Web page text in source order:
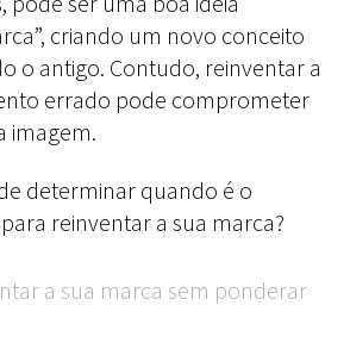
criando um novo conceito
o antigo. Contudo, reinventar a
errado pode comprometer
imagem.
determinar quando é o
reinventar a sua marca?
a sua marca sem ponderar